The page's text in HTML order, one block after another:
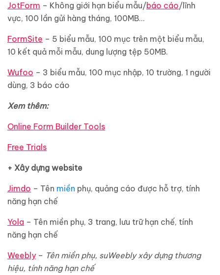
JotForm – Không giới hạn biểu mẫu/báo cáo/lĩnh
vực, 100 lần gửi hàng tháng, 100MB…
FormSite – 5 biểu mẫu, 100 mục trên một biểu mẫu,
10 kết quả mỗi mẫu, dung lượng tệp 50MB.
Wufoo – 3 biểu mẫu, 100 mục nhập, 10 trường, 1 người
dùng, 3 báo cáo
Xem thêm:
Online Form Builder Tools
Free Trials
+ Xây dựng website
Jimdo – Tên miền phụ, quảng cáo được hỗ trợ, tính
năng hạn chế
Yola – Tên miền phụ, 3 trang, lưu trữ hạn chế, tính
năng hạn chế
Weebly – Tên miền phụ, suWeebly xây dựng thương
hiệu, tính năng hạn chế